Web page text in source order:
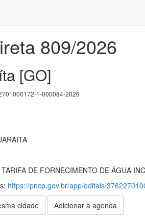
809/2026
[GO]
1-000084-2026
DE FORNECIMENTO DE ÁGUA
https://pncp.gov.br/app/editais/
cidade Adicionar à agenda